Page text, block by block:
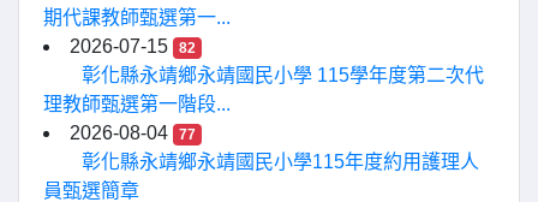
期代課教師甄選第一...
2026-07-15
82
彰化縣永靖鄉永靖國民小學 115學年度第二次代
理教師甄選第一階段...
2026-08-04
77
彰化縣永靖鄉永靖國民小學115年度約用護理人
員甄選簡章